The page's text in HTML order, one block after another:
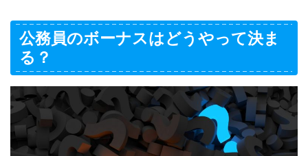
公務員のボーナスはどうやって決ま
る？